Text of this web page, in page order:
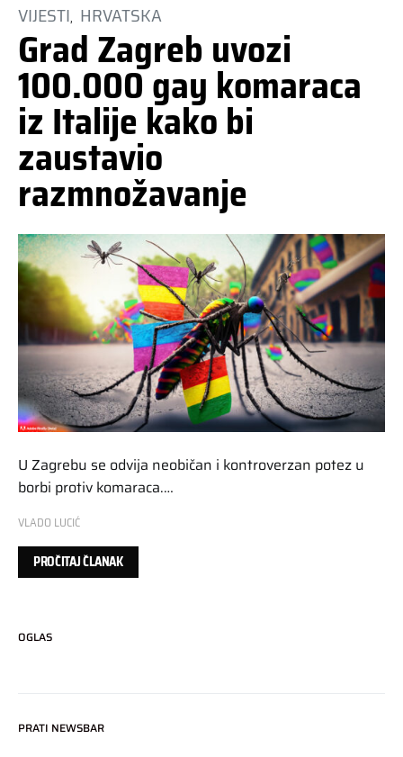
VIJESTI HRVATSKA
Grad Zagreb uvozi
100.000 gay komaraca
iz Italije kako bi
zaustavio
razmnožavanje
U Zagrebu se odvija neobičan i kontroverzan potez u
borbi protiv komaraca.…
VLADO LUCIĆ
PROČITAJ ČLANAK
OGLAS
PRATI NEWSBAR